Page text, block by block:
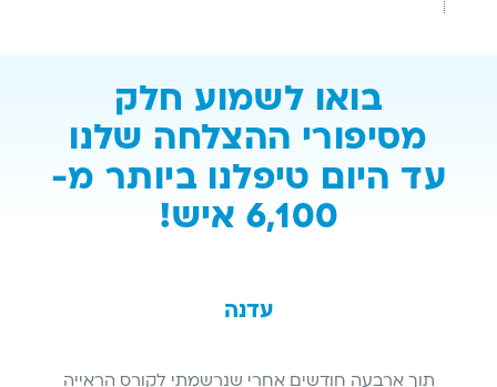
בואו לשמוע חלק
מסיפורי ההצלחה שלנו
עד היום טיפלנו ביותר מ-
6,100 איש!
עדנה
תוך ארבעה חודשים אחרי שנרשמתי לקורס הראייה